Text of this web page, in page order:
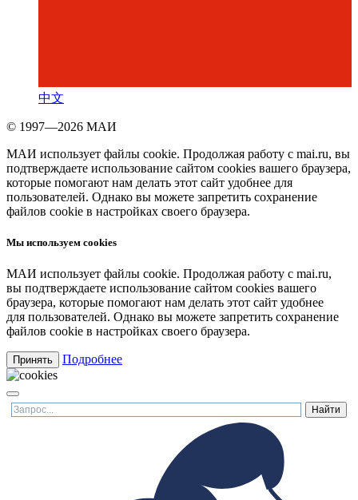
中文
© 1997—2026 МАИ
МАИ использует файлы cookie. Продолжая работу с mai.ru, вы
подтверждаете использование сайтом cookies вашего браузера,
которые помогают нам делать этот сайт удобнее для
пользователей. Однако вы можете запретить сохранение
файлов cookie в настройках своего браузера.
Мы используем cookies
МАИ использует файлы cookie. Продолжая работу с mai.ru,
вы подтверждаете использование сайтом cookies вашего
браузера, которые помогают нам делать этот сайт удобнее
для пользователей. Однако вы можете запретить сохранение
файлов cookie в настройках своего браузера.
Принять Подробнее